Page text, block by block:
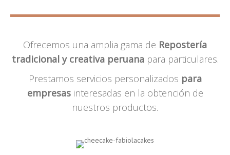
Ofrecemos una amplia gama de Repostería
tradicional y creativa peruanapara particulares.
Prestamos servicios personalizados para
empresasinteresadas en la obtención de
nuestros productos.